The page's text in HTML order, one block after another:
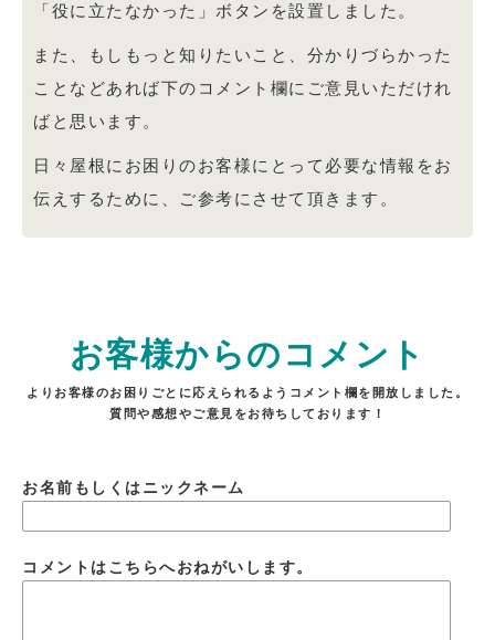
「役に立たなかった」ボタンを設置しました。
また、もしもっと知りたいこと、分かりづらかった
ことなどあれば下のコメント欄にご意見いただけれ
ばと思います。
日々屋根にお困りのお客様にとって必要な情報をお
伝えするために、ご参考にさせて頂きます。
お客様からのコメント
よりお客様のお困りごとに応えられるようコメント欄を開放しました。
質問や感想やご意見をお待ちしております！
お名前もしくはニックネーム
コメントはこちらへおねがいします。